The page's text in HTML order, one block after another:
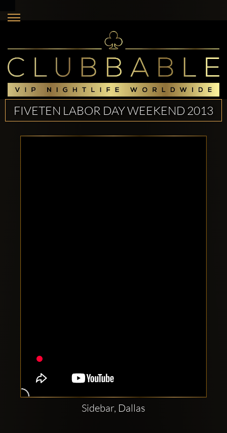
FIVETEN LABOR DAY WEEKEND 2013
Sidebar, Dallas